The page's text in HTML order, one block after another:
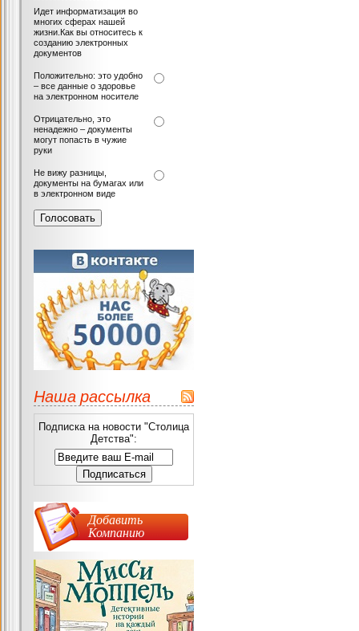
Идет информатизация во
многих сферах нашей
жизни.Как вы относитесь к
созданию электронных
документов
Положительно: это удобно
– все данные о здоровье
на электронном носителе
Отрицательно, это
ненадежно – документы
могут попасть в чужие
руки
Не вижу разницы,
документы на бумагах или
в электронном виде
Наша рассылка
Подписка на новости "Столица
Детства":
Добавить
Компанию